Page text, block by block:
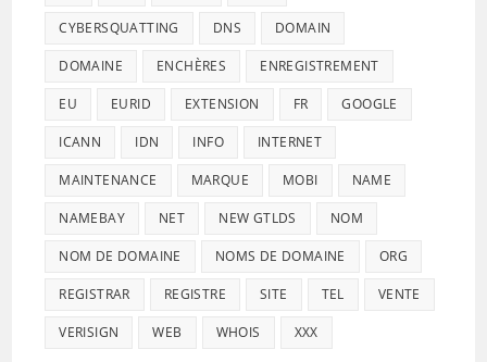
CYBERSQUATTING DNS DOMAIN
DOMAINE ENCHÈRES ENREGISTREMENT
EU EURID EXTENSION FR GOOGLE
ICANN IDN INFO INTERNET
MAINTENANCE MARQUE MOBI NAME
NAMEBAY NET NEW GTLDS NOM
NOM DE DOMAINE NOMS DE DOMAINE ORG
REGISTRAR REGISTRE SITE TEL VENTE
VERISIGN WEB WHOIS XXX